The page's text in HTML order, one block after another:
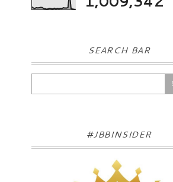
SEARCH BAR
#JBBINSIDER